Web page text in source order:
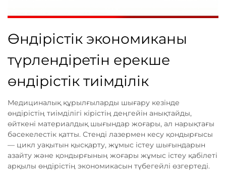
Өндірістік экономиканы
түрлендіретін ерекше
өндірістік тиімділік
Медициналық құрылғыларды шығару кезінде
өндірістің тиімділігі кірістің деңгейін анықтайды,
өйткені материалдық шығындар жоғары, ал нарықтағы
бәсекелестік қатты. Стенді лазермен кесу қондырғысы
— цикл уақытын қысқарту, жұмыс істеу шығындарын
азайту және қондырғының жоғары жұмыс істеу қабілеті
арқылы өндірістің экономикасын түбегейлі өзгертеді.